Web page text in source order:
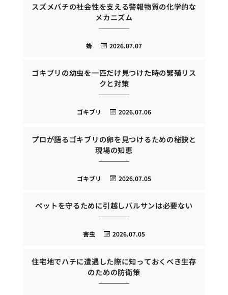
スズメバチの社会性を支える警報物質の化学的な
メカニズム
2026.07.07
蜂
ゴキブリの幼虫を一匹だけ見つけた時の繁殖リス
クと対策
2026.07.06
ゴキブリ
プロが語るゴキブリの卵を見つけるための秘訣と
現場の知恵
2026.07.05
ゴキブリ
ペットを守るために引越しバルサンは必要ない
2026.07.05
害虫
住宅地でハチに遭遇した際に知っておくべき生存
のための防衛策